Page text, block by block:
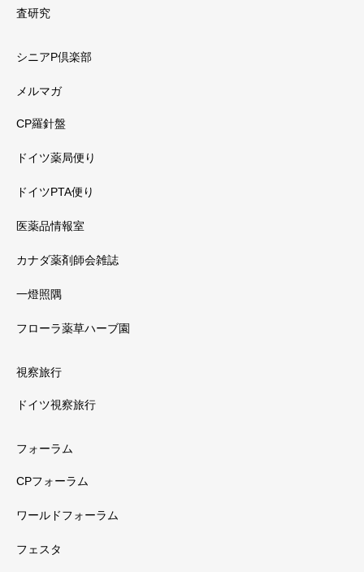
査研究
シニアP倶楽部
メルマガ
CP羅針盤
ドイツ薬局便り
ドイツPTA便り
医薬品情報室
カナダ薬剤師会雑誌
一燈照隅
フローラ薬草ハーブ園
視察旅行
ドイツ視察旅行
フォーラム
CPフォーラム
ワールドフォーラム
フェスタ